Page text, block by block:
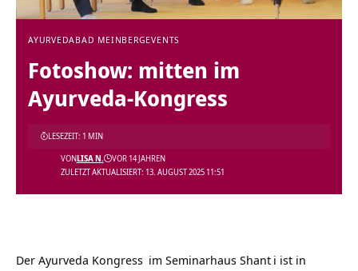
AYURVEDABAD MEINBERGEVENTS
Fotoshow: mitten im
Ayurveda-Kongress
ZULETZT AKTUALISIERT: 13. AUGUST 2025 11:51
VONLISA N. VOR 14 JAHREN
LESEZEIT: 1 MIN
Der Ayurveda Kongress im Seminarhaus Shant i ist in